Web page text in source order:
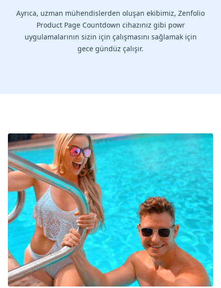
Ayrıca, uzman mühendislerden oluşan ekibimiz, Zenfolio
Product Page Countdown cihazınız gibi powr
uygulamalarının sizin için çalışmasını sağlamak için
gece gündüz çalışır.